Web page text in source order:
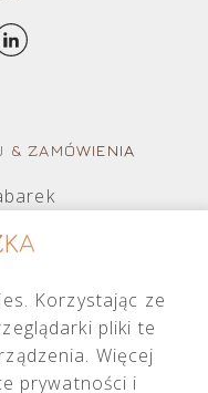
& ZAMÓWIENIA
Korzystając ze
pliki te
Więcej
prywatności i